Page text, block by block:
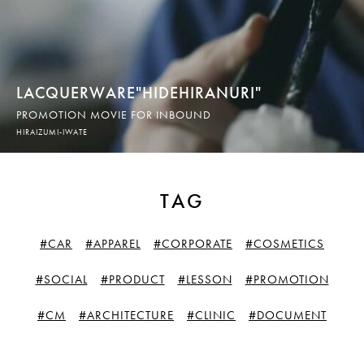
LACQUERWARE"HIDEHIRANURI"
PROMOTION MOVIE FOR INBOUND
HIRAIZUMI-IWATE
TAG
#CAR #APPAREL #CORPORATE #COSMETICS
#SOCIAL #PRODUCT #LESSON #PROMOTION
#CM #ARCHITECTURE #CLINIC #DOCUMENT